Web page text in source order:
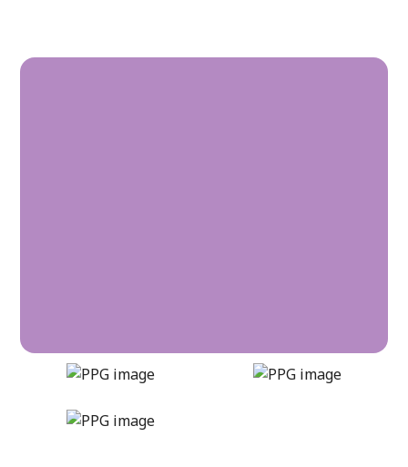
plum-perfect
DLX1250-5